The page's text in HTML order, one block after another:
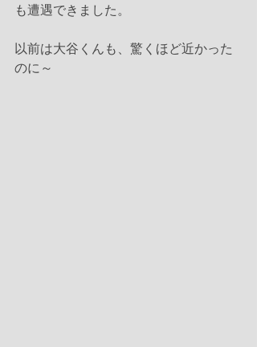
も遭遇できました。
以前は大谷くんも、驚くほど近かった
のに～